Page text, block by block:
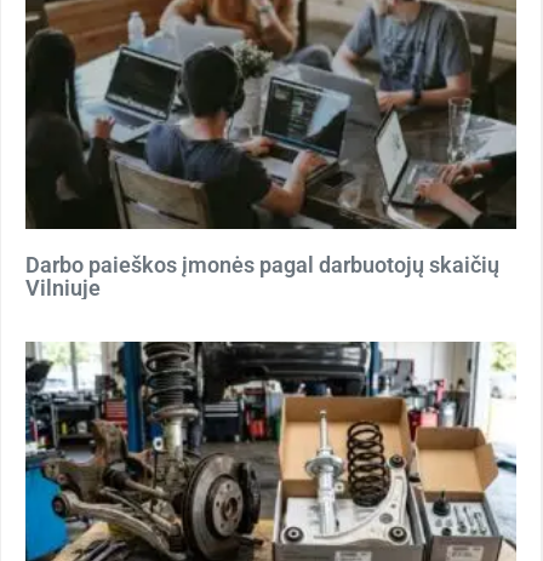
Darbo paieškos įmonės pagal darbuotojų skaičių
Vilniuje